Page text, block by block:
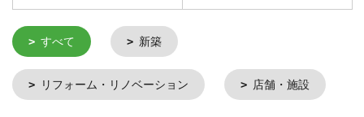
すべて 新築
リフォーム・リノベーション 店舗・施設